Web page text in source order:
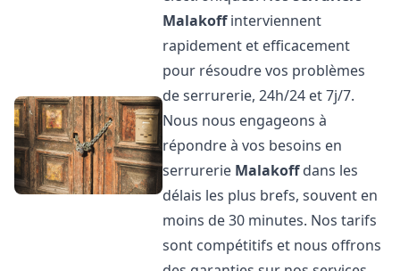
Malakoffinterviennent
rapidement et efficacement
pour résoudre vos problèmes
de serrurerie, 24h/24 et 7j/7.
Nous nous engageons à
répondre à vos besoins en
serrurerie Malakoffdans les
délais les plus brefs, souvent en
moins de 30 minutes. Nos tarifs
sont compétitifs et nous offrons